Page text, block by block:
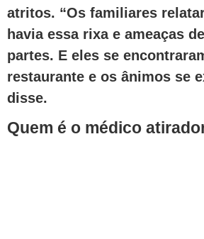
atritos. “Os familiares
havia essa rixa e ameaças
partes. E eles se
restaurante e os ânimos se
disse.
Quem é o médico